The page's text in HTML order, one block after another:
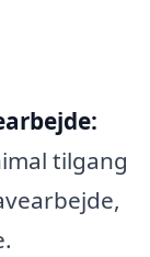
tilgang